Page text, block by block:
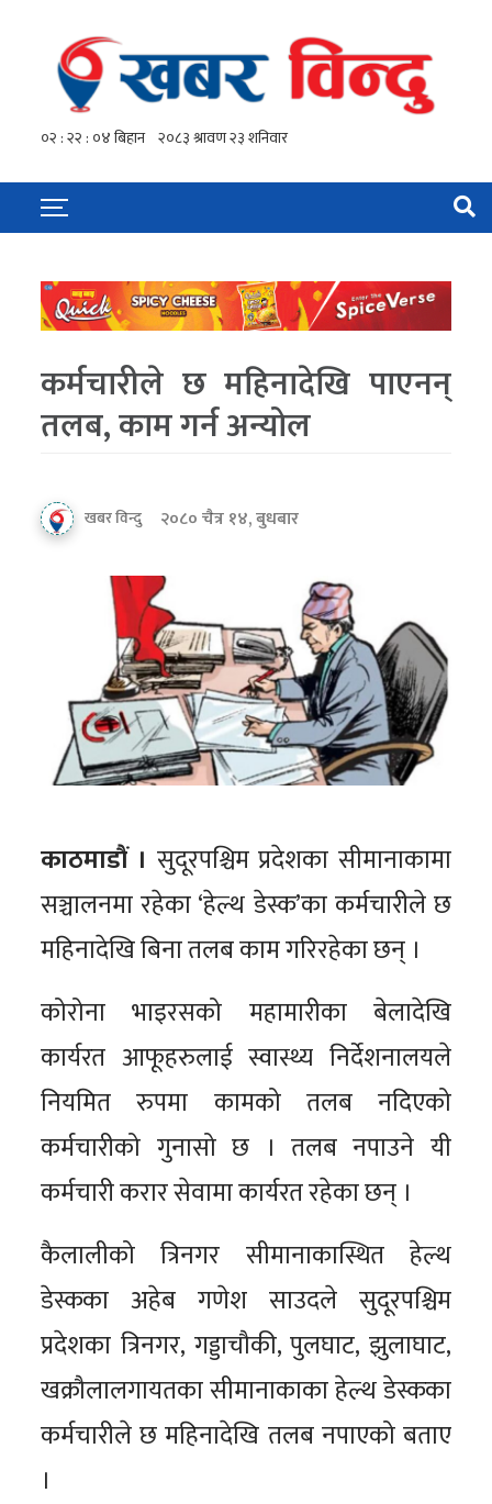
कर्मचारीले छ महिनादेखि पाएनन्
तलब, काम गर्न अन्योल
खबर विन्दु २०८० चैत्र १४, बुधबार
काठमाडौं । सुदूरपश्चिम प्रदेशका सीमानाकामा
सञ्चालनमा रहेका ‘हेल्थ डेस्क’का कर्मचारीले छ
महिनादेखि बिना तलब काम गरिरहेका छन् ।
कोरोना भाइरसको महामारीका बेलादेखि
कार्यरत आफूहरुलाई स्वास्थ्य निर्देशनालयले
नियमित रुपमा कामको तलब नदिएको
कर्मचारीको गुनासो छ । तलब नपाउने यी
कर्मचारी करार सेवामा कार्यरत रहेका छन् ।
कैलालीको त्रिनगर सीमानाकास्थित हेल्थ
डेस्कका अहेब गणेश साउदले सुदूरपश्चिम
प्रदेशका त्रिनगर, गड्डाचौकी, पुलघाट, झुलाघाट,
खक्रौलालगायतका सीमानाकाका हेल्थ डेस्कका
कर्मचारीले छ महिनादेखि तलब नपाएको बताए
।